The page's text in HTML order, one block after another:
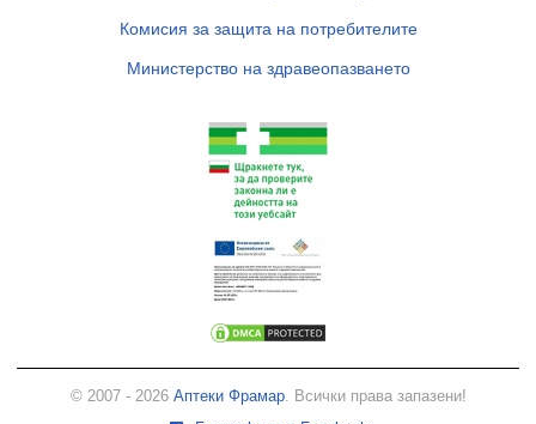
Комисия за защита на потребителите
Министерство на здравеопазването
© 2007 - 2026 Аптеки Фрамар. Всички права запазени!